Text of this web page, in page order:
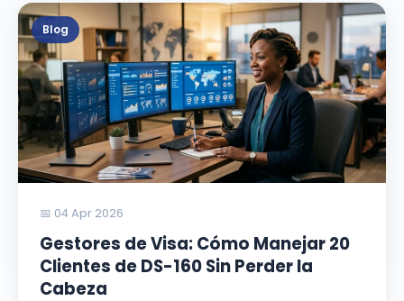
Blog
📅 04 Apr 2026
Gestores de Visa: Cómo Manejar 20
Clientes de DS-160 Sin Perder la
Cabeza